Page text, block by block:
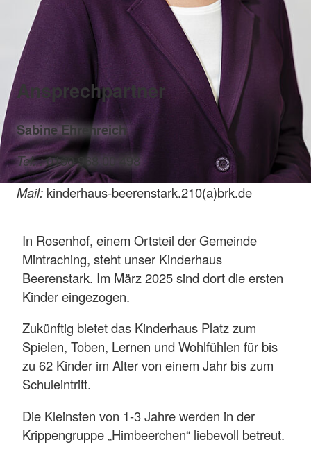
Ansprechpartner
Sabine Ehrenreich
Tel. :0160 968 00 498
Mail: kinderhaus-beerenstark.210(a)brk.de
In Rosenhof, einem Ortsteil der Gemeinde
Mintraching, steht unser Kinderhaus
Beerenstark. Im März 2025 sind dort die ersten
Kinder eingezogen.
Zukünftig bietet das Kinderhaus Platz zum
Spielen, Toben, Lernen und Wohlfühlen für bis
zu 62 Kinder im Alter von einem Jahr bis zum
Schuleintritt.
Die Kleinsten von 1-3 Jahre werden in der
Krippengruppe „Himbeerchen“ liebevoll betreut.